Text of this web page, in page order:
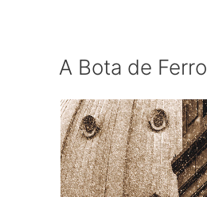
A Bota de Ferro